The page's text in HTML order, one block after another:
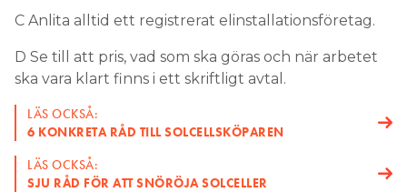
C Anlita alltid ett registrerat elinstallationsföretag.
D Se till att pris, vad som ska göras och när arbetet
ska vara klart finns i ett skriftligt avtal.
LÄS OCKSÅ:
6 KONKRETA RÅD TILL SOLCELLSKÖPAREN
LÄS OCKSÅ:
SJU RÅD FÖR ATT SNÖRÖJA SOLCELLER